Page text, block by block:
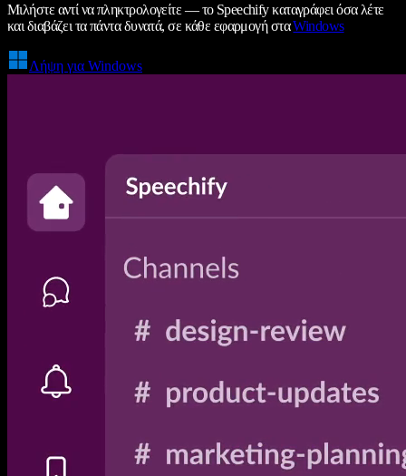
Μιλήστε αντί να πληκτρολογείτε — το Speechify καταγράφει όσα λέτε
και διαβάζει τα πάντα δυνατά, σε κάθε εφαρμογή σταWindows
Λήψη για Windows